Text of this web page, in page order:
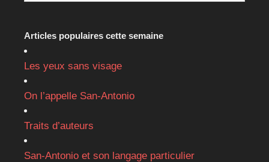
Articles populaires cette semaine
Les yeux sans visage
On l’appelle San-Antonio
Traits d’auteurs
San-Antonio et son langage particulier